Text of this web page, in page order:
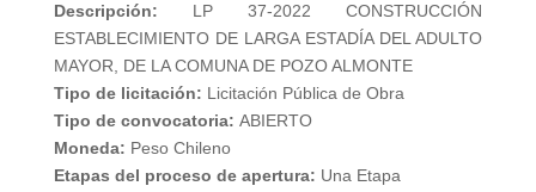
Descripción: LP 37-2022 CONSTRUCCIÓN
ESTABLECIMIENTO DE LARGA ESTADÍA DEL ADULTO
MAYOR, DE LA COMUNA DE POZO ALMONTE
Tipo de licitación: Licitación Pública de Obra
Tipo de convocatoria: ABIERTO
Moneda: Peso Chileno
Etapas del proceso de apertura: Una Etapa